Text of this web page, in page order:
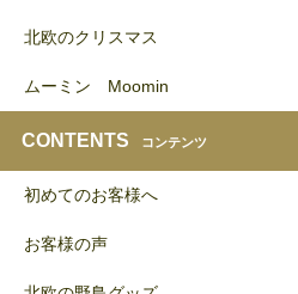
北欧のクリスマス
ムーミン Moomin
CONTENTS コンテンツ
初めてのお客様へ
お客様の声